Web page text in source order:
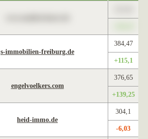
s-immobilien-freiburg.de
384,47
+115,1
engelvoelkers.com
376,65
+139,25
heid-immo.de
304,1
-6,03